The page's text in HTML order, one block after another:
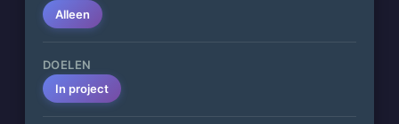
Alleen
DOELEN
In project